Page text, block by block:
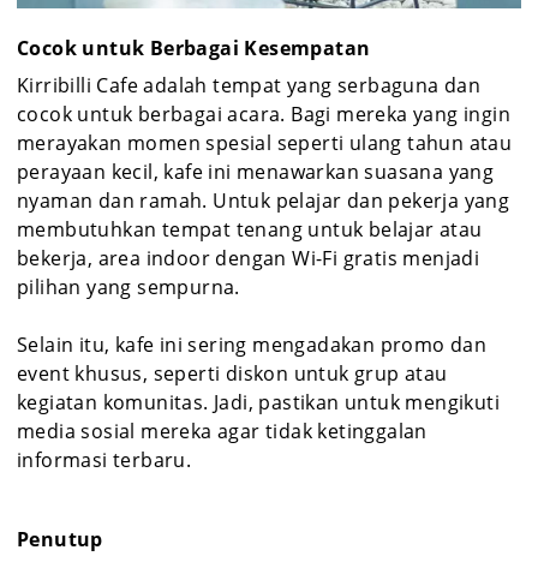
Cocok untuk Berbagai Kesempatan
Kirribilli Cafe adalah tempat yang serbaguna dan
cocok untuk berbagai acara. Bagi mereka yang ingin
merayakan momen spesial seperti ulang tahun atau
perayaan kecil, kafe ini menawarkan suasana yang
nyaman dan ramah. Untuk pelajar dan pekerja yang
membutuhkan tempat tenang untuk belajar atau
bekerja, area indoor dengan Wi-Fi gratis menjadi
pilihan yang sempurna.
Selain itu, kafe ini sering mengadakan promo dan
event khusus, seperti diskon untuk grup atau
kegiatan komunitas. Jadi, pastikan untuk mengikuti
media sosial mereka agar tidak ketinggalan
informasi terbaru.
Penutup